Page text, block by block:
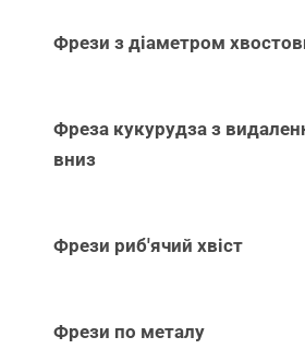
Фрези з діаметром
Фреза кукурудза з
вниз
Фрези риб'ячий хвіст
Фрези по металу